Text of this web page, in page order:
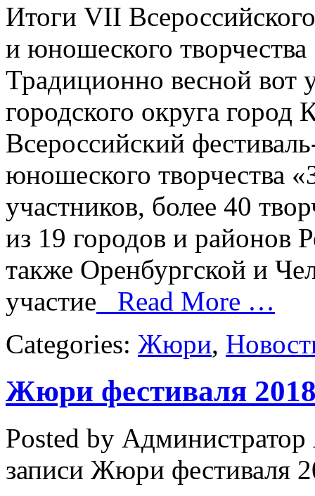
Итоги VII
и юношеского творчества
Традиционно весной вот
городского округа город
Всероссийский
юношеского творчества
участников, более 40
из 19 городов и районов
также Оренбургской и
участие Read More …
Categories: Жюри,
Жюри фестиваля
Posted by Администратор
записи Жюри фестиваля